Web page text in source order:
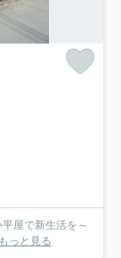
屋で新生活を～
もっと見る